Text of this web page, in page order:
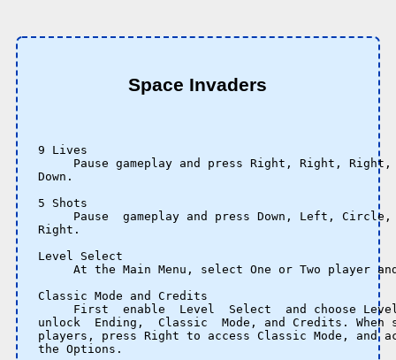
Space Invaders
9 Lives
Pause gameplay and press Right, Right,
Down.
5 Shots
Pause  gameplay and press Down, Left,
Right.
Level Select
At the Main Menu, select One or Two player
Classic Mode and Credits
First  enable  Level  Select  and choose
unlock  Ending,  Classic  Mode, and Credits. When
players, press Right to access Classic Mode, and
the Options.